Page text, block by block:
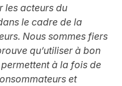
les acteurs du
le cadre de la
Nous sommes fiers
qu’utiliser à bon
à la fois de
et